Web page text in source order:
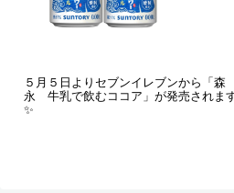
５月５日よりセブンイレブンから「森
永 牛乳で飲むココア」が発売されま
✨